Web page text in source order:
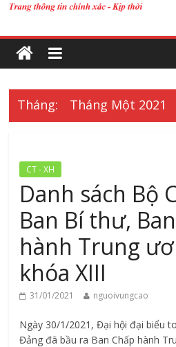
Tháng: Tháng Một 2021
CT - XH
Danh sách Bộ
Ban Bí thư,
hành Trung
khóa XIII
31/01/2021 nguoivungcao
Ngày 30/1/2021, Đại hội đại biểu
Đảng đã bầu ra Ban Chấp hành